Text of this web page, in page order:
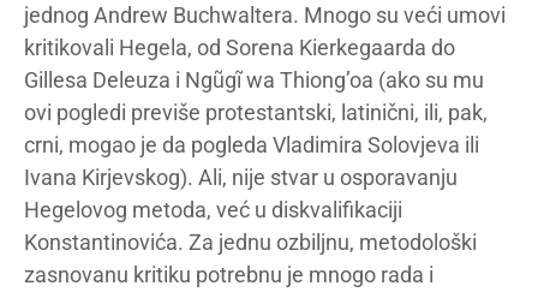
jednog Andrew Buchwaltera. Mnogo su veći umovi
kritikovali Hegela, od Sorena Kierkegaarda do
Gillesa Deleuza i Ngũgĩ wa Thiong’oa (ako su mu
ovi pogledi previše protestantski, latinični, ili, pak,
crni, mogao je da pogleda Vladimira Solovjeva ili
Ivana Kirjevskog). Ali, nije stvar u osporavanju
Hegelovog metoda, već u diskvalifikaciji
Konstantinovića. Za jednu ozbiljnu, metodološki
zasnovanu kritiku potrebnu je mnogo rada i